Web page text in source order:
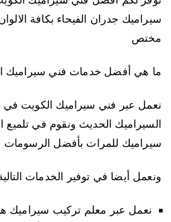
سيراميك جدران الفيحاء بكافة
مختص
ما هي أفضل خدمات فني سيراميك
نعمل عبر فني سيراميك الكويت في
السيراميك الحديث ونقوم في تلميع
سيراميك للمرات بأفضل الرسومات
ونعمل أيضا في توفير الخدمات
نعمل عبر معلم تركيب سيراميك